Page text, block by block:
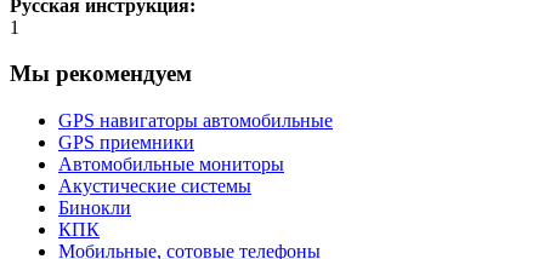
Русская инструкция:
1
Мы рекомендуем
GPS навигаторы автомобильные
GPS приемники
Автомобильные мониторы
Акустические системы
Бинокли
КПК
Мобильные, сотовые телефоны